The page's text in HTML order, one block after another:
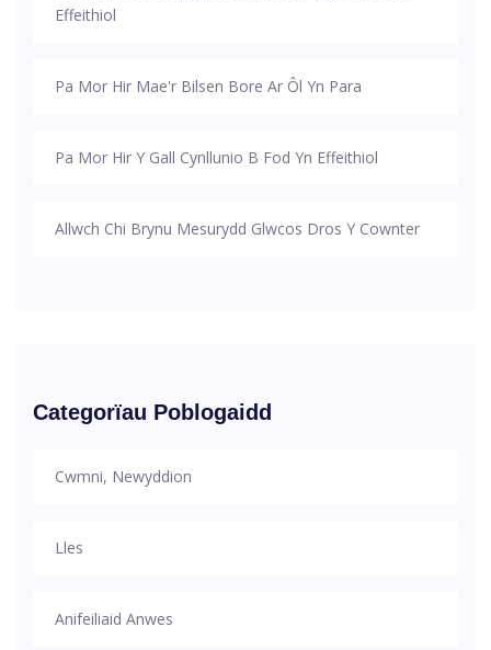
Effeithiol
Pa Mor Hir Mae'r Bilsen Bore Ar Ôl Yn Para
Pa Mor Hir Y Gall Cynllunio B Fod Yn Effeithiol
Allwch Chi Brynu Mesurydd Glwcos Dros Y Cownter
Categorïau Poblogaidd
Cwmni, Newyddion
Lles
Anifeiliaid Anwes